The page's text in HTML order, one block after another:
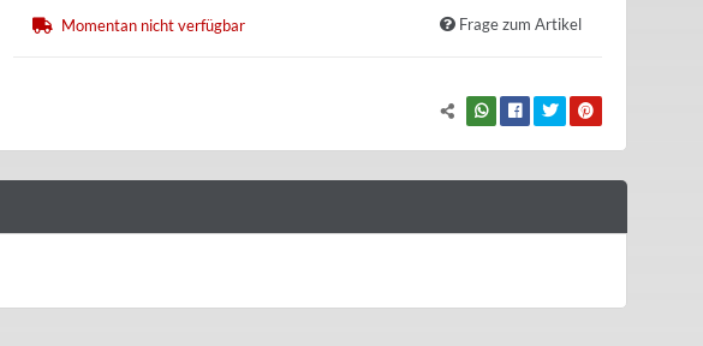
Momentan nicht verfügbar Frage zum Artikel